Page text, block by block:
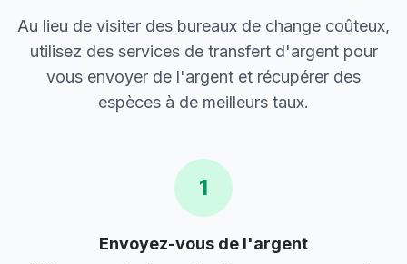
Au lieu de visiter des bureaux de change coûteux,
utilisez des services de transfert d'argent pour
vous envoyer de l'argent et récupérer des
espèces à de meilleurs taux.
1
Envoyez-vous de l'argent